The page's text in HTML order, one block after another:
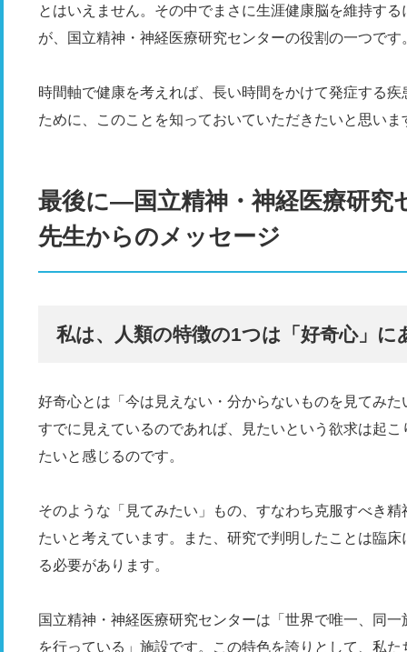
とはいえません。その中でまさに生涯健康脳を維持す
が、国立精神・神経医療研究センターの役割の一つです
時間軸で健康を考えれば、長い時間をかけて発症する
ために、このことを知っておいていただきたいと思いま
最後に―国立精神・神経医療研究
先生からのメッセージ
私は、人類の特徴の1つは「好奇心」
好奇心とは「今は見えない・分からないものを見てみ
すでに見えているのであれば、見たいという欲求は起
たいと感じるのです。
そのような「見てみたい」もの、すなわち克服すべき
たいと考えています。また、研究で判明したことは臨
る必要があります。
国立精神・神経医療研究センターは「世界で唯一、同
を行っている」施設です。この特色を誇りとして、私